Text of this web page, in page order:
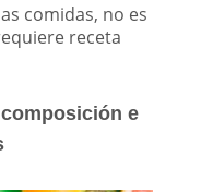
comidas, no es
receta
e